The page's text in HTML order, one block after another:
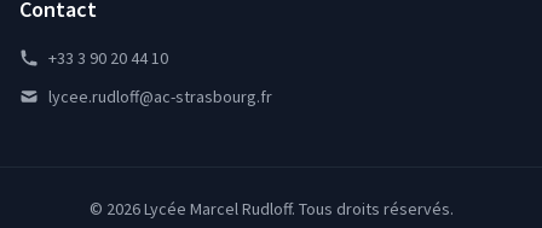
Contact
+33 3 90 20 44 10
lycee.rudloff@ac-strasbourg.fr
© 2026 Lycée Marcel Rudloff. Tous droits réservés.